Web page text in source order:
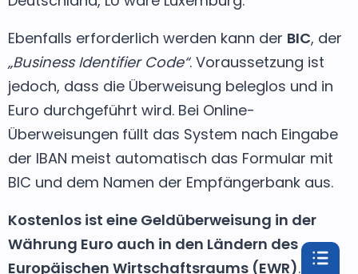
Ebenfalls erforderlich werden kann der BIC, der
„Business Identifier Code“. Voraussetzung ist
jedoch, dass die Überweisung beleglos und in
Euro durchgeführt wird. Bei Online-
Überweisungen füllt das System nach Eingabe
der IBAN meist automatisch das Formular mit
BIC und dem Namen der Empfängerbank aus.
Kostenlos ist eine Geldüberweisung in der
Währung Euro auch in den Ländern des
Europäischen Wirtschaftsraums (EWR). Oder